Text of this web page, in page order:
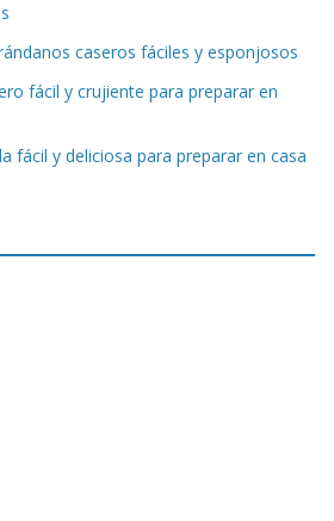
caseros fáciles y esponjosos
fácil y crujiente para preparar en
fácil y deliciosa para preparar en casa